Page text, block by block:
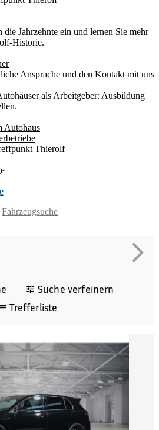
die Jahrzehnte ein und lernen Sie mehr
Historie.
Ansprache und den Kontakt mit uns
als Arbeitgeber: Ausbildung
Autohaus
Thierolf
Fahrzeugsuche
Suche verfeinern
Trefferliste